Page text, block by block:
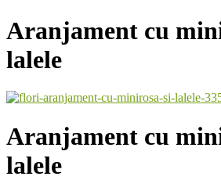
Aranjament cu
lalele
Aranjament cu
lalele